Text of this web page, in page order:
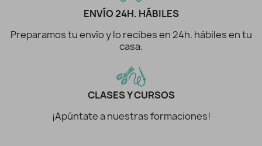
ENVÍO 24H. HÁBILES
Preparamos tu envío y lo recibes en 24h. hábiles en tu
casa.
CLASES Y CURSOS
¡Apúntate a nuestras formaciones!